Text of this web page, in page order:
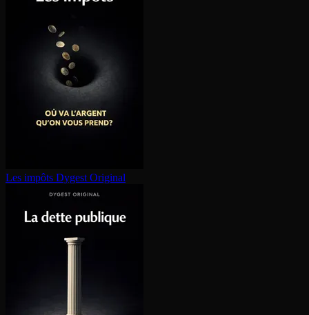
Les impôts Dygest Original